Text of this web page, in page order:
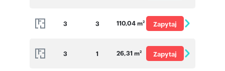
3 3 110,04 m2
Zapytaj
3 1 26,31 m2
Zapytaj